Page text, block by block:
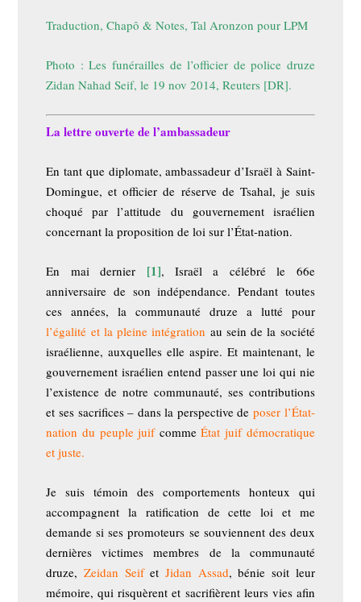
Traduction, Chapô & Notes, Tal Aronzon pour LPM
Photo :Les funérailles de l’officier de police druze
Zidan Nahad Seif, le 19 nov 2014, Reuters [DR].
La lettre ouverte de l’ambassadeur
En tant que diplomate, ambassadeur d’Israël à Saint-
Domingue, et officier de réserve de Tsahal, je suis
choqué par l’attitude du gouvernement israélien
concernant la proposition de loi sur l’État-nation.
En mai dernier [1], Israël a célébré le 66e
anniversaire de son indépendance. Pendant toutes
ces années, la communauté druze a lutté pour
l’égalité et la pleine intégration au sein de la société
israélienne, auxquelles elle aspire. Et maintenant, le
gouvernement israélien entend passer une loi qui nie
l’existence de notre communauté, ses contributions
et ses sacrifices – dans la perspective deposer l’État-
nation du peuple juif commeÉtat juif démocratique
et juste.
Je suis témoin des comportements honteux qui
accompagnent la ratification de cette loi et me
demande si ses promoteurs se souviennent des deux
dernières victimes membres de la communauté
druze,Zeidan SeifetJidan Assad, bénie soit leur
mémoire, qui risquèrent et sacrifièrent leurs vies afin